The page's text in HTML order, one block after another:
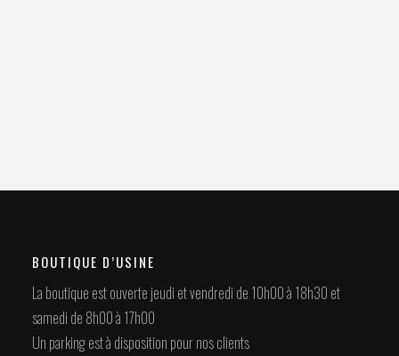
BOUTIQUE D’USINE
La boutique est ouverte jeudi et vendredi de 10h00 à 18h30 et
samedi de 8h00 à 17h00
Un parking est à disposition pour nos clients